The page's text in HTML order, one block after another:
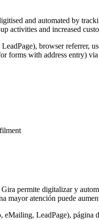
and automated by
activities and increased
browser referrer,
forms with address entry)
permite digitalizar y
atención puede
eMailing, LeadPage),